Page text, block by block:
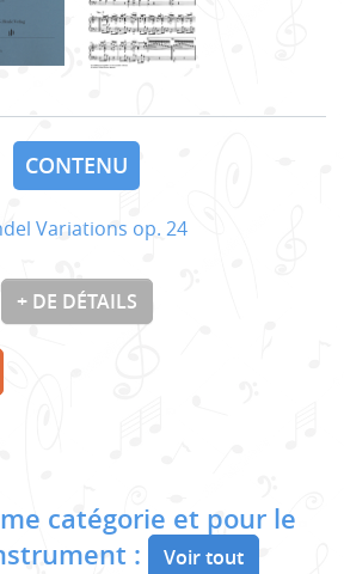
CONTENU
Variations op. 24
+ DE DÉTAILS
catégorie et pour le
:
Voir tout